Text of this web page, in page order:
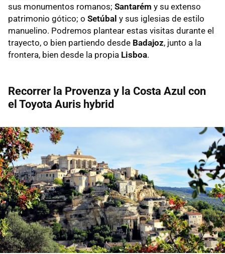
sus monumentos romanos; Santarém y su extenso
patrimonio gótico; o Setúbal y sus iglesias de estilo
manuelino. Podremos plantear estas visitas durante el
trayecto, o bien partiendo desde Badajoz, junto a la
frontera, bien desde la propia Lisboa.
Recorrer la Provenza y la Costa Azul con
el Toyota Auris hybrid